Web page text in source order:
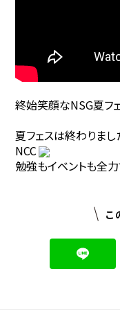
終始笑顔なNSG夏フ
夏フェスは終わりまし
NCC
勉強もイベントも全
こ